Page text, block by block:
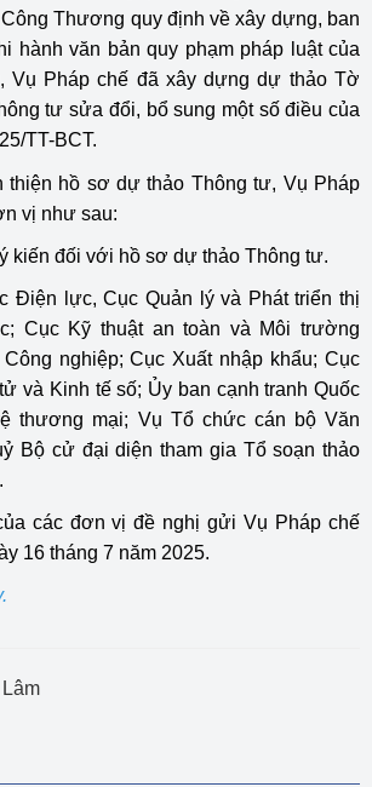
Thương quy định về xây dựng, ban
hành văn bản quy phạm pháp luật của
Vụ Pháp chế đã xây dựng dự thảo Tờ
tư sửa đổi, bổ sung một số điều của
TT-BCT.
hồ sơ dự thảo Thông tư, Vụ Pháp
vị như sau:
kiến đối với hồ sơ dự thảo Thông tư.
Điện lực, Cục Quản lý và Phát triển thị
Cục Kỹ thuật an toàn và Môi trường
nghiệp; Cục Xuất nhập khẩu; Cục
và Kinh tế số; Ủy ban cạnh tranh Quốc
thương mại; Vụ Tổ chức cán bộ Văn
Bộ cử đại diện tham gia Tổ soạn thảo
các đơn vị đề nghị gửi Vụ Pháp chế
16 tháng 7 năm 2025.
.